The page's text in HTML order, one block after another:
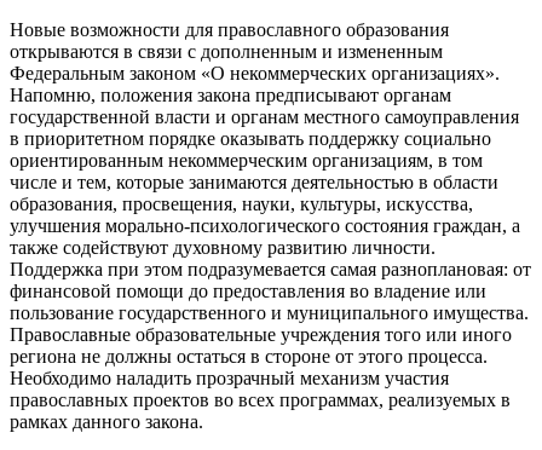
Новые возможности для православного образования
открываются в связи с дополненным и измененным
Федеральным законом «О некоммерческих организациях».
Напомню, положения закона предписывают органам
государственной власти и органам местного самоуправления
в приоритетном порядке оказывать поддержку социально
ориентированным некоммерческим организациям, в том
числе и тем, которые занимаются деятельностью в области
образования, просвещения, науки, культуры, искусства,
улучшения морально-психологического состояния граждан, а
также содействуют духовному развитию личности.
Поддержка при этом подразумевается самая разноплановая: от
финансовой помощи до предоставления во владение или
пользование государственного и муниципального имущества.
Православные образовательные учреждения того или иного
региона не должны остаться в стороне от этого процесса.
Необходимо наладить прозрачный механизм участия
православных проектов во всех программах, реализуемых в
рамках данного закона.